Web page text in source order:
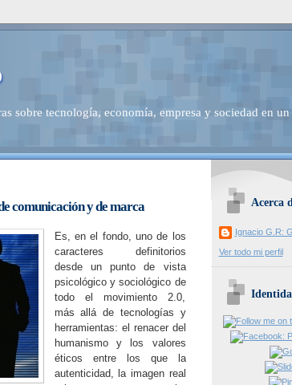
sobre tecnología, economía, empresa y sociedad en
comunicación y de marca
Es, en el fondo, uno de los
caracteres definitorios
desde un punto de vista
psicológico y sociológico de
todo el movimiento 2.0,
más allá de tecnologías y
herramientas: el renacer del
humanismo y los valores
éticos entre los que la
autenticidad, la imagen real
Acerca
Ignacio G.R:
Ver todo mi perfil